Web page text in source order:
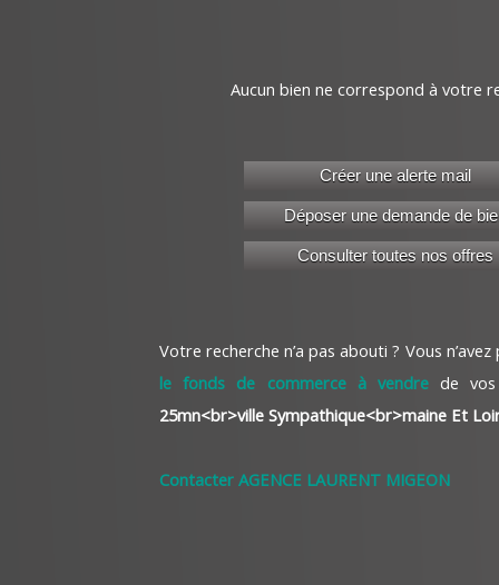
Aucun bien ne correspond à votre
Créer une alerte mail
Déposer une demande de
Consulter toutes nos offres
Votre recherche n’a pas abouti ? Vous
le fonds de commerce à vendre de
25mn<br>ville Sympathique<br>maine Et
Contacter AGENCE LAURENT MIGEON